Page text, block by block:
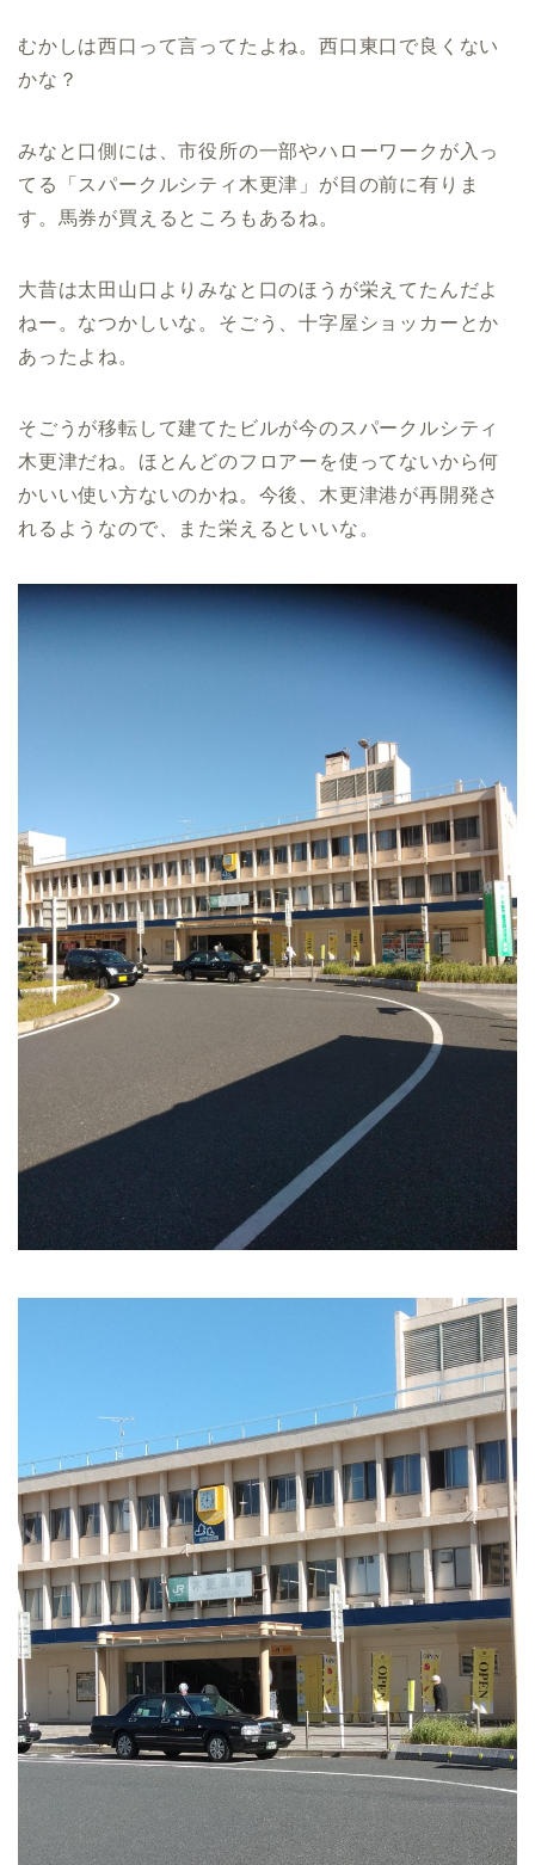
むかしは西口って言ってたよね。西口東口で良くない
かな？
みなと口側には、市役所の一部やハローワークが入っ
てる「スパークルシティ木更津」が目の前に有りま
す。馬券が買えるところもあるね。
大昔は太田山口よりみなと口のほうが栄えてたんだよ
ねー。なつかしいな。そごう、十字屋ショッカーとか
あったよね。
そごうが移転して建てたビルが今のスパークルシティ
木更津だね。ほとんどのフロアーを使ってないから何
かいい使い方ないのかね。今後、木更津港が再開発さ
れるようなので、また栄えるといいな。